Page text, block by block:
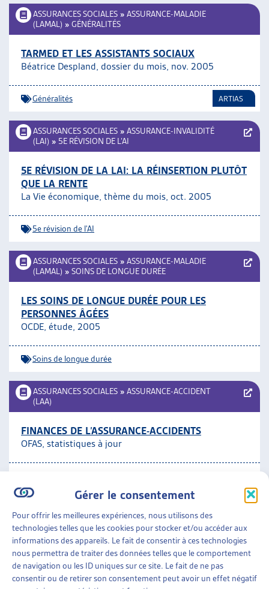
Gérer le consentement
Pour offrir les meilleures expériences, nous utilisons des
technologies telles que les cookies pour stocker et/ou accéder aux
informations des appareils. Le fait de consentir à ces technologies
nous permettra de traiter des données telles que le comportement
de navigation ou les ID uniques sur ce site. Le fait de ne pas
consentir ou de retirer son consentement peut avoir un effet négatif
ASSURANCES SOCIALES » ASSURANCE-MALADIE
(LAMAL) » GÉNÉRALITÉS
TARMED ET LES ASSISTANTS SOCIAUX
Béatrice Despland, dossier du mois, nov. 2005
Généralités ARTIAS
ASSURANCES SOCIALES » ASSURANCE-INVALIDITÉ
(LAI) » 5E RÉVISION DE L’AI
5E RÉVISION DE LA LAI: LA RÉINSERTION PLUTÔT
QUE LA RENTE
La Vie économique, thème du mois, oct. 2005
5e révision de l'AI
ASSURANCES SOCIALES » ASSURANCE-MALADIE
(LAMAL) » SOINS DE LONGUE DURÉE
LES SOINS DE LONGUE DURÉE POUR LES
PERSONNES ÂGÉES
OCDE, étude, 2005
Soins de longue durée
ASSURANCES SOCIALES » ASSURANCE-ACCIDENT
(LAA)
FINANCES DE L’ASSURANCE-ACCIDENTS
OFAS, statistiques à jour
(LAMAL) »SOINS DE LONGUE DURÉE
MESSAGE RELATIF À LA LOI FÉDÉRALE SUR LE
NOUVEAU RÉGIME DE FINANCEMENT DES SOINS
CF, fév. 2005